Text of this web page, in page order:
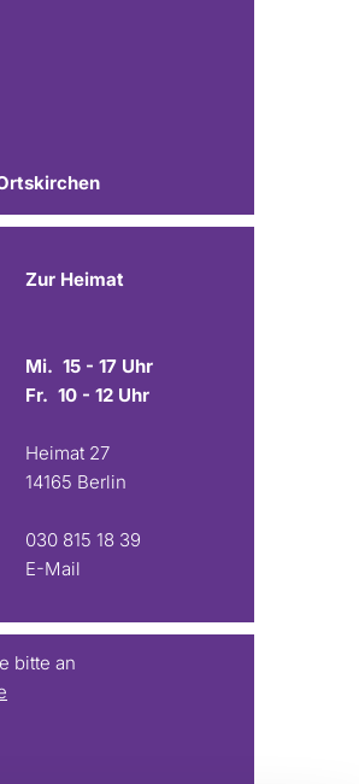
Zur Heimat
Mi. 15 - 17 Uhr
Fr. 10 - 12 Uhr
Heimat 27
14165 Berlin
030 815 18 39
E-Mail
bitte an